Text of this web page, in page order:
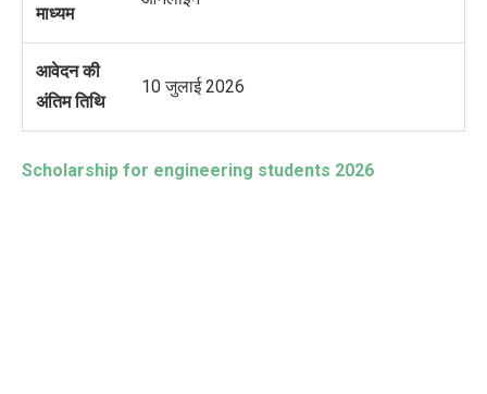
माध्यम
आवेदन की
अंतिम तिथि
10 जुलाई 2026
Scholarship for engineering students 2026